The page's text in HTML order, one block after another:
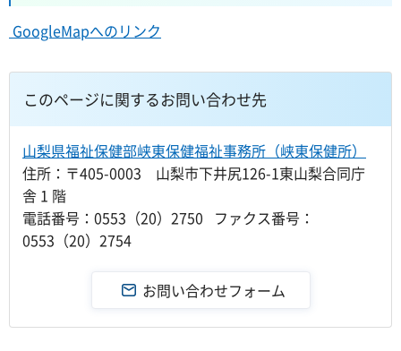
GoogleMapへのリンク
このページに関するお問い合わせ先
山梨県福祉保健部峡東保健福祉事務所（峡東保健所）
住所：〒405-0003 山梨市下井尻126-1東山梨合同庁
舎 1 階
電話番号：0553（20）2750 ファクス番号：
0553（20）2754